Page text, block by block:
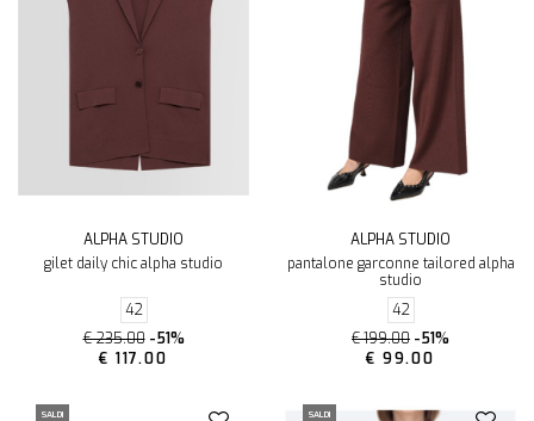
ALPHA STUDIO
gilet daily chic alpha studio
42
€ 235.00 -51%
€ 117.00
ALPHA STUDIO
pantalone garconne tailored alpha
studio
42
€ 199.00 -51%
€ 99.00
SALDI SALDI